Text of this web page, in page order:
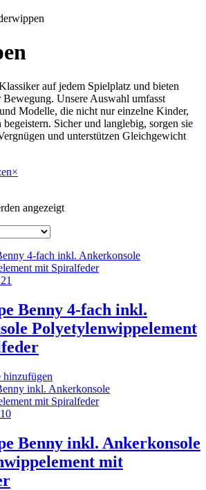
auf jedem Spielplatz und bieten
Unsere Auswahl umfasst
Modelle, die nicht nur einzelne Kinder,
Sicher und langlebig, sorgen sie
und unterstützen Gleichgewicht
×
angezeigt
Benny 4-fach inkl.
Polyetylenwippelement
hinzufügen
Benny inkl. Ankerkonsole
mit